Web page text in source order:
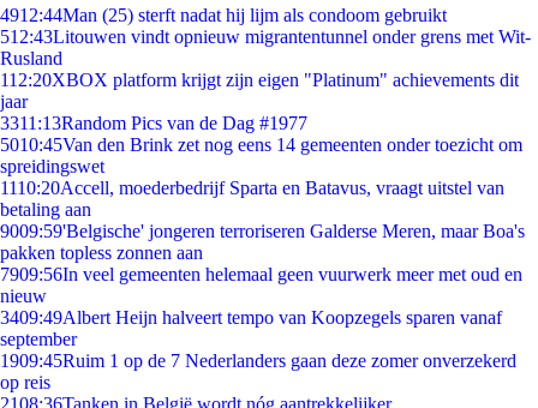
4912:44Man (25) sterft nadat hij lijm als condoom gebruikt
512:43Litouwen vindt opnieuw migrantentunnel onder grens met Wit-
Rusland
112:20XBOX platform krijgt zijn eigen "Platinum" achievements dit
jaar
3311:13Random Pics van de Dag #1977
5010:45Van den Brink zet nog eens 14 gemeenten onder toezicht om
spreidingswet
1110:20Accell, moederbedrijf Sparta en Batavus, vraagt uitstel van
betaling aan
9009:59'Belgische' jongeren terroriseren Galderse Meren, maar Boa's
pakken topless zonnen aan
7909:56In veel gemeenten helemaal geen vuurwerk meer met oud en
nieuw
3409:49Albert Heijn halveert tempo van Koopzegels sparen vanaf
september
1909:45Ruim 1 op de 7 Nederlanders gaan deze zomer onverzekerd
op reis
2108:36Tanken in België wordt nóg aantrekkelijker